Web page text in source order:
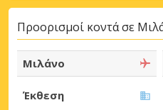
Προορισμοί κοντά σε
Μιλάνο
Έκθεση